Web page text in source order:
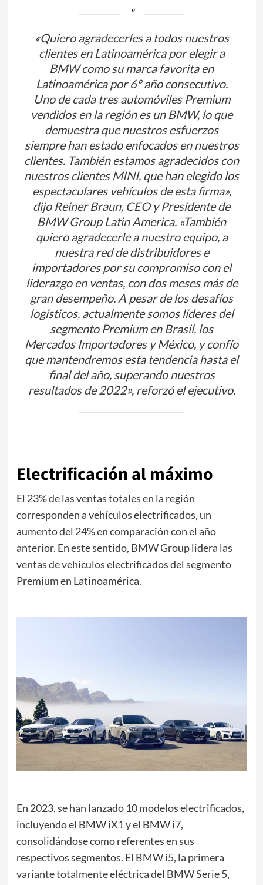
«Quiero agradecerles a todos nuestros
clientes en Latinoamérica por elegir a
BMW como su marca favorita en
Latinoamérica por 6° año consecutivo.
Uno de cada tres automóviles Premium
vendidos en la región es un BMW, lo que
demuestra que nuestros esfuerzos
siempre han estado enfocados en nuestros
clientes. También estamos agradecidos con
nuestros clientes MINI, que han elegido los
espectaculares vehículos de esta firma»,
dijo Reiner Braun, CEO y Presidente de
BMW Group Latin America. «También
quiero agradecerle a nuestro equipo, a
nuestra red de distribuidores e
importadores por su compromiso con el
liderazgo en ventas, con dos meses más de
gran desempeño. A pesar de los desafíos
logísticos, actualmente somos líderes del
segmento Premium en Brasil, los
Mercados Importadores y México, y confío
que mantendremos esta tendencia hasta el
final del año, superando nuestros
resultados de 2022», reforzó el ejecutivo.
Electrificación al máximo
El 23% de las ventas totales en la región
corresponden a vehículos electrificados, un
aumento del 24% en comparación con el año
anterior. En este sentido, BMW Group lidera las
ventas de vehículos electrificados del segmento
Premium en Latinoamérica.
En 2023, se han lanzado 10 modelos electrificados,
incluyendo el BMW iX1 y el BMW i7,
consolidándose como referentes en sus
respectivos segmentos. El BMW i5, la primera
variante totalmente eléctrica del BMW Serie 5,